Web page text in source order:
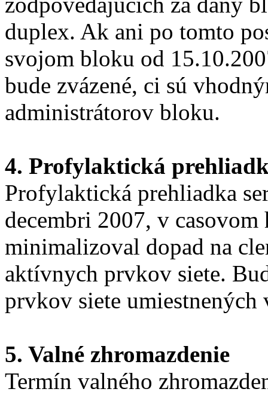
duplex. Ak ani po tomto
svojom bloku od
bude zvázené, ci sú
administrátorov bloku.
4. Profylaktická
Profylaktická prehliadka
decembri 2007, v
minimalizoval dopad na
aktívnych prvkov siete.
prvkov siete umiestnených
5. Valné zhromazdenie
Termín valného